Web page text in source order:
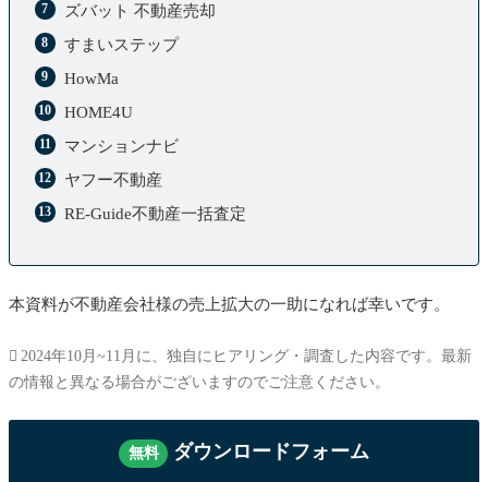
ズバット 不動産売却
すまいステップ
HowMa
HOME4U
マンションナビ
ヤフー不動産
RE-Guide不動産一括査定
本資料が不動産会社様の売上拡大の一助になれば幸いです。
2024年10月~11月に、独自にヒアリング・調査した内容です。最新
の情報と異なる場合がございますのでご注意ください。
無料 ダウンロードフォーム